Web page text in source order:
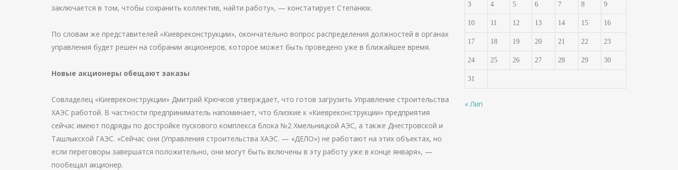
заключается в том, чтобы сохранить коллектив, найти работу», — констатирует Степанюк.
По словам же представителей «Киевреконструкции», окончательно вопрос распределения должностей в органах
управления будет решен на собрании акционеров, которое может быть проведено уже в ближайшее время.
Новые акционеры обещают заказы
Совладелец «Киевреконструкции» Дмитрий Крючков утверждает, что готов загрузить Управление строительства
ХАЭС работой. В частности предприниматель напоминает, что близкие к «Киевреконструкции» предприятия
сейчас имеют подряды по достройке пускового комплекса блока №2 Хмельницкой АЭС, а также Днестровской и
Ташлыкской ГАЭС. «Сейчас они (Управления строительства ХАЭС. — «ДЕЛО») не работают на этих объектах, но
если переговоры завершатся положительно, они могут быть включены в эту работу уже в конце января», —
пообещал акционер.
3 4 5 6 7 8 9
10 11 12 13 14 15 16
17 18 19 20 21 22 23
24 25 26 27 28 29 30
31
« Лип